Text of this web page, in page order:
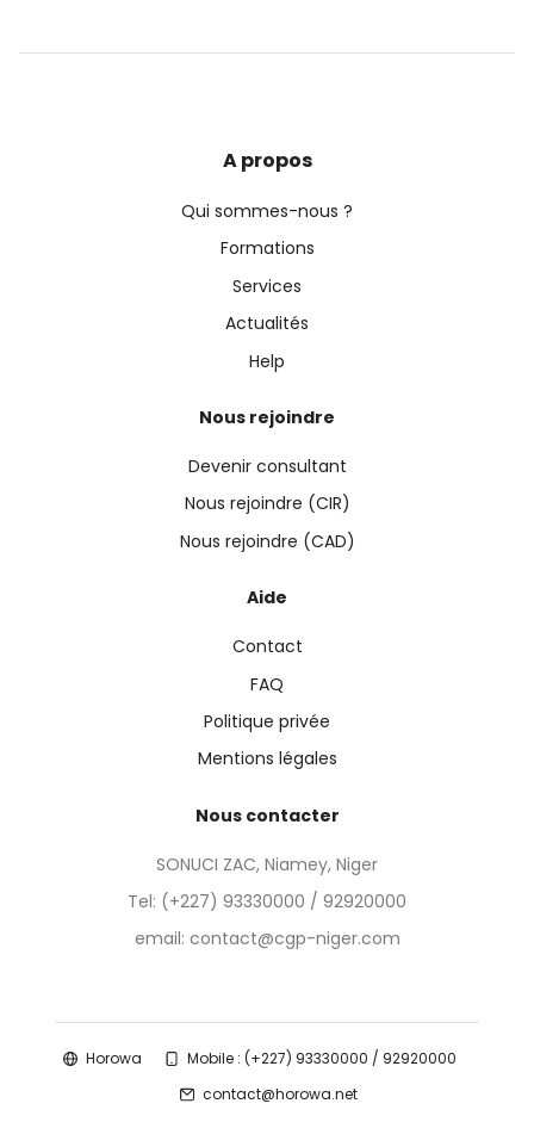
A propos
Qui sommes-nous ?
Formations
Services
Actualités
Help
Nous rejoindre
Devenir consultant
Nous rejoindre (CIR)
Nous rejoindre (CAD)
Aide
Contact
FAQ
Politique privée
Mentions légales
Nous contacter
SONUCI ZAC, Niamey, Niger
Tel: (+227) 93330000 / 92920000
email: contact@cgp-niger.com
Horowa
Mobile : (+227) 93330000 / 92920000
contact@horowa.net